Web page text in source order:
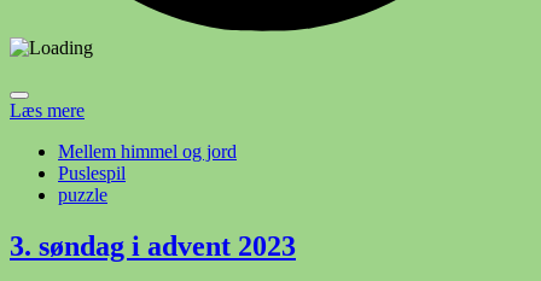
Læs mere
Mellem himmel og jord
Puslespil
puzzle
3. søndag i advent 2023